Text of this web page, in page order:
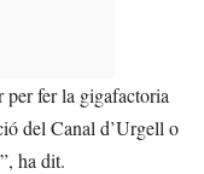
per fer la gigafactoria
del Canal d’Urgell o
ha dit.